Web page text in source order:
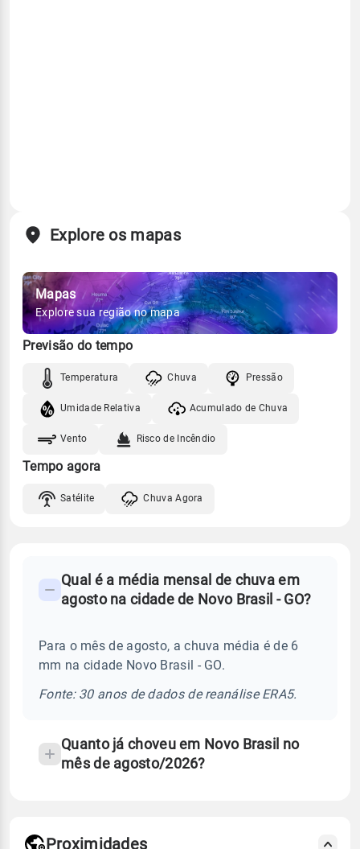
Explore os mapas
Mapas
Explore sua região no mapa
Previsão do tempo
Temperatura Chuva Pressão
Umidade Relativa Acumulado de Chuva
Vento Risco de Incêndio
Tempo agora
Satélite Chuva Agora
Perguntas
sobre
chuva
Qual é a média mensal de chuva em
agosto na cidade de Novo Brasil - GO?
Para o mês de agosto, a chuva média é de 6
mm na cidade Novo Brasil - GO.
Fonte: 30 anos de dados de reanálise ERA5.
Quanto já choveu em Novo Brasil no
mês de agosto/2026?
Proximidades